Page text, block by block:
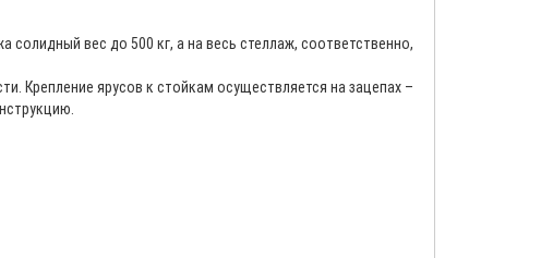
вес до 500 кг, а на весь стеллаж, соответственно,
Крепление ярусов к стойкам осуществляется на зацепах –